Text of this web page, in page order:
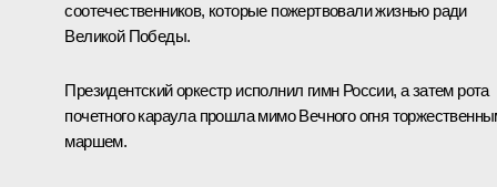
соотечественников, которые пожертвовали жизнью ради
Великой Победы.
Президентский оркестр исполнил гимн России, а затем рота
почетного караула прошла мимо Вечного огня
маршем.